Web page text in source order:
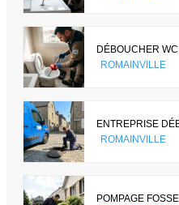
DÉBOUCHER
ROMAINVILLE
ENTREPRISE
ROMAINVILLE
POMPAGE